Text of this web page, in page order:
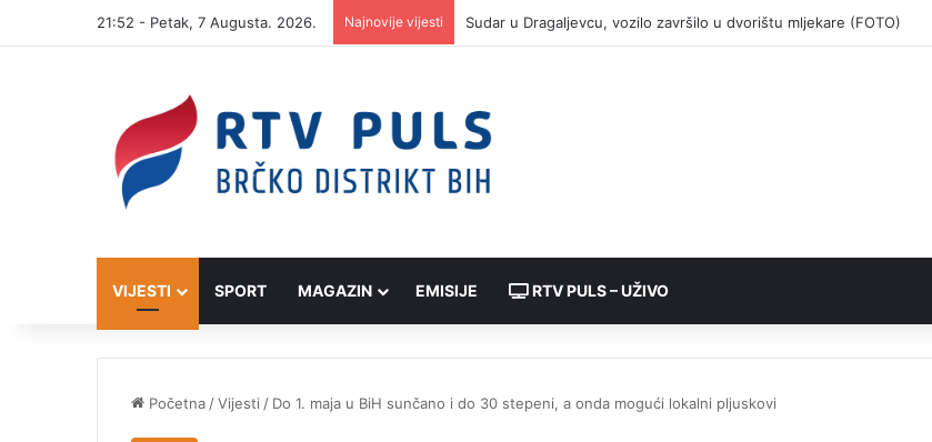
21:52 - Petak, 7 Augusta. 2026. Najnovije vijesti
VIJESTI SPORT MAGAZIN EMISIJE RTV PULS – UŽIVO
Početna /Vijesti / Do 1. maja u BiH sunčano i do 30 stepeni, a onda mogući lokalni pljuskovi